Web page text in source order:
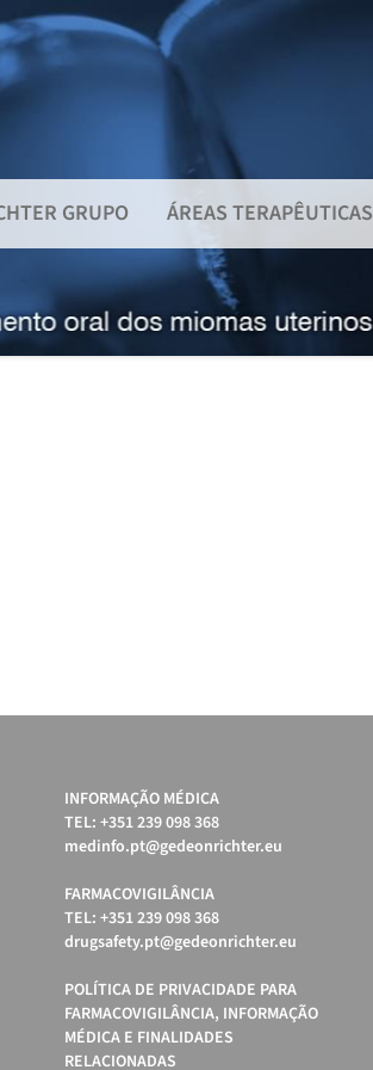
GRUPO ÁREAS TERAPÊUTICAS
INFORMAÇÃO MÉDICA
TEL: +351 239 098 368
medinfo.pt@gedeonrichter.eu
FARMACOVIGILÂNCIA
TEL: +351 239 098 368
drugsafety.pt@gedeonrichter.eu
POLÍTICA DE PRIVACIDADE PARA
FARMACOVIGILÂNCIA, INFORMAÇÃO
MÉDICA E FINALIDADES
RELACIONADAS